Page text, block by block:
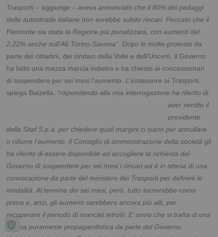
Trasporti– aggiunge –aveva annunciato che il 90% dei pedaggi
delle autostrade italiane non avrebbe subito rincari. Peccato che il
Piemonte sia stata la Regione più penalizzata, con aumenti del
2,22% anche sull’A6 Torino-Savona”. Dopo le molte proteste da
parte dei cittadini, dei sindaci della Valle e dell’Uncem, il Governo
ha fatto una mezza marcia indietro e ha chiesto ai concessionari
di sospendere per sei mesi l’aumento. L’assessore ai Trasporti,
spiega Batzella, “rispondendo alla mia interrogazione hariferito di
aver sentito il
presidente
della Sitaf S.p.a. per chiedere quali margini ci siano per annullare
o ridurre l’aumento. Il Consiglio di amministrazione della società gli
ha riferito di essere disponibile ad accogliere la richiesta del
Governo di sospendere per sei mesi i rincari ed è in attesa di una
convocazione da parte del ministero dei Trasporti per definire le
modalità. Al termine dei sei mesi, però, tutto tornerebbe come
prima e, anzi, gli aumenti sarebbero ancora più alti, per
recuperare il periodo di mancati introiti. E’ ovvio che si tratta di una
mossa puramente propagandistica da parte del Governo.